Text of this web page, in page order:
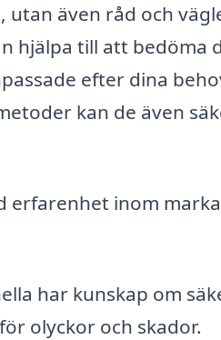
även råd och
hjälpa till att bedöma
efter dina
kan de även
erfarenhet inom
har kunskap om
olyckor och skador.